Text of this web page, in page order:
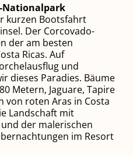
Nationalpark
kurzen Bootsfahrt
Der Corcovado-
der am besten
Ricas. Auf
und
dieses Paradies. Bäume
Metern, Jaguare, Tapire
von roten Aras in Costa
Landschaft mit
der malerischen
im Resort